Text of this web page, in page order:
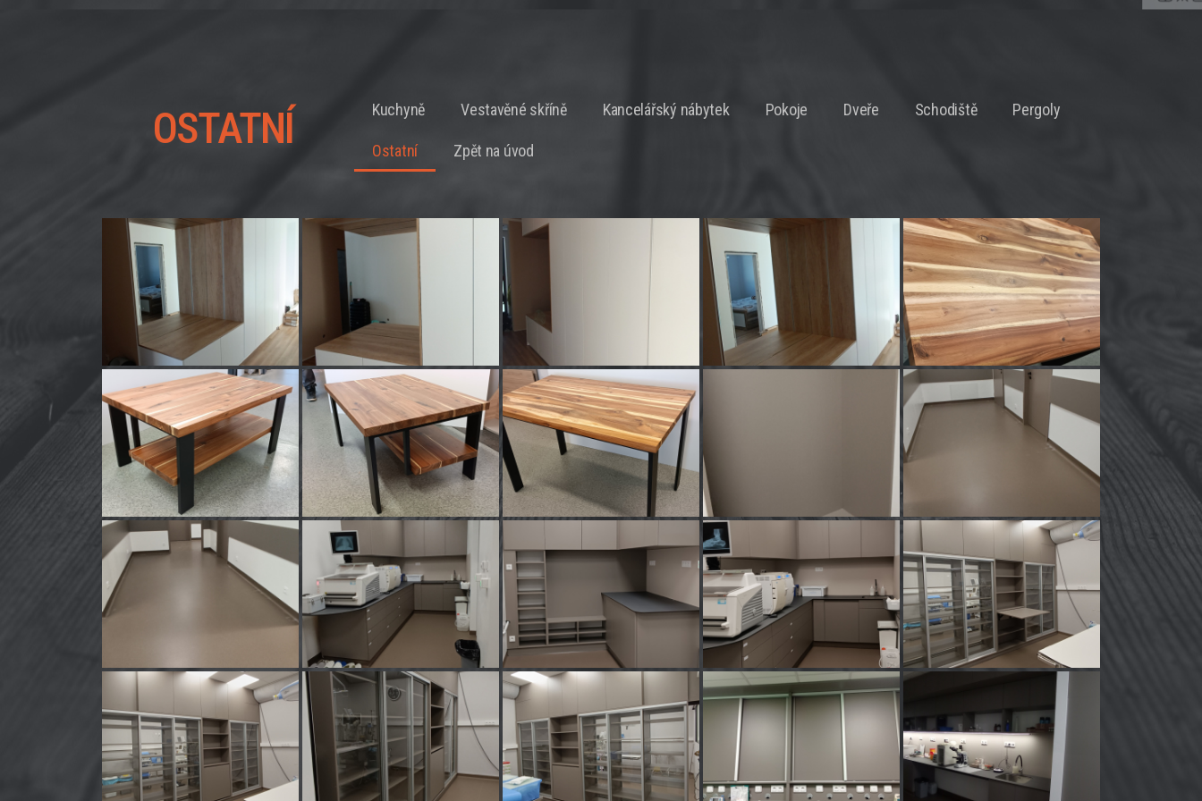
OSTATNÍ Kuchyně Vestavěné skříně Kancelářský nábytek Pokoje Dveře Schodiště Pergoly
Ostatní Zpět na úvod